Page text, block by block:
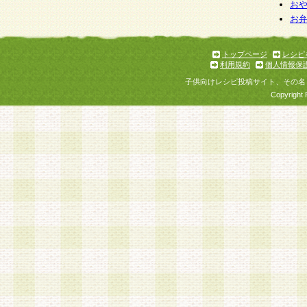
お
お
トップページ
レシピ
利用規約
個人情報保
子供向けレシピ投稿サイト、その
Copyright